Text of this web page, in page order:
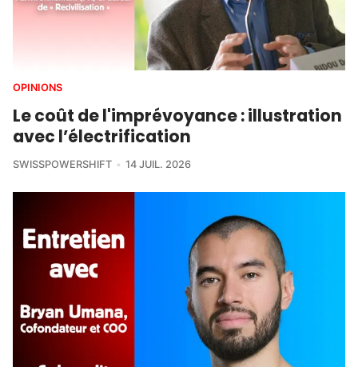
OPINIONS
Le coût de l'imprévoyance : illustration
avec l’électrification
SWISSPOWERSHIFT 14 JUIL. 2026